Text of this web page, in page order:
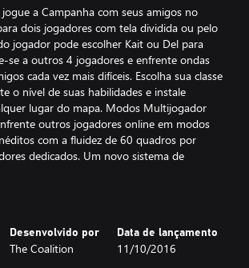
a Campanha com seus amigos no
dois jogadores com tela dividida ou pelo
jogador pode escolher Kait ou Del para
se a outros 4 jogadores e enfrente ondas
cada vez mais difíceis. Escolha sua classe
o nível de suas habilidades e instale
lugar do mapa. Modos Multijogador
outros jogadores online em modos
com a fluidez de 60 quadros por
dedicados. Um novo sistema de
jogadores casuais, competitivos e até
banda larga para fazer o download e 70 a
disco. A oferta não é válida para o Japão ou
Desenvolvido por
The Coalition
Data de lançamento
11/10/2016